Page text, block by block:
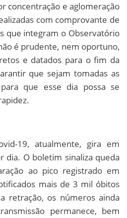
concentração e aglomeração
com comprovante de
que integram o Observatório
é prudente, nem oportuno,
e datados para o fim da
que sejam tomadas as
que esse dia possa se
19, atualmente, gira em
dia. O boletim sinaliza queda
ao pico registrado em
mais de 3 mil óbitos
retração, os números ainda
permanece, bem